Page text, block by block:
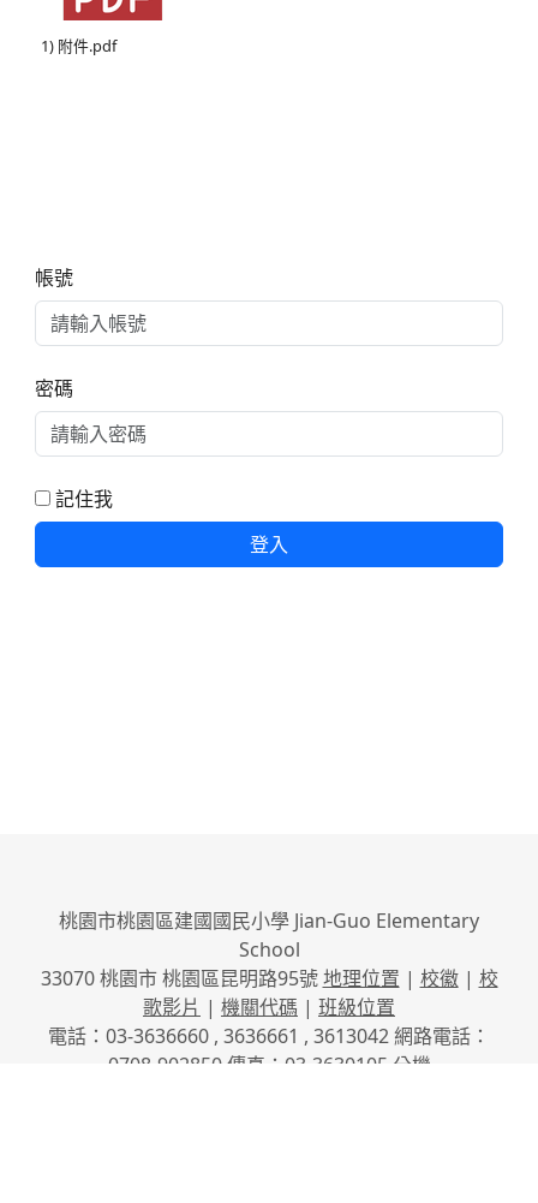
1) 附件.pdf
帳號
密碼
記住我
登入
桃園市桃園區建國國民小學 Jian-Guo Elementary
School
33070 桃園市 桃園區昆明路95號地理位置 | 校徽| 校
歌影片 | 機關代碼 | 班級位置
電話：03-3636660 , 3636661 , 3613042 網路電話：
0708-902850 傳真：03-3630105 分機